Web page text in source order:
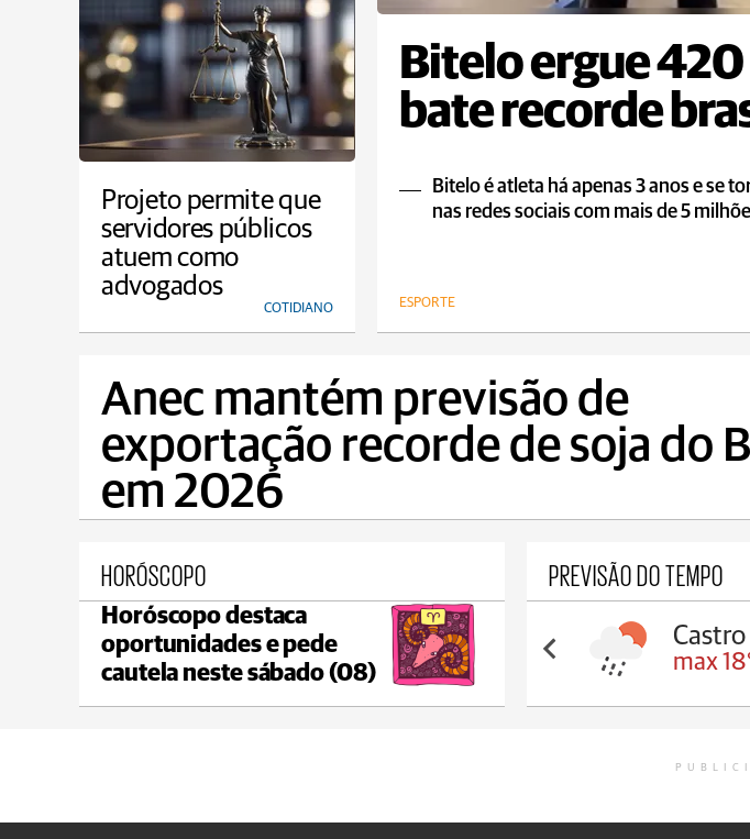
Bitelo ergue 420
bate recorde
Bitelo é atleta há apenas 3 anos e se
nas redes sociais com mais de 5
ESPORTE
Projeto permite que
servidores públicos
atuem como
advogados
COTIDIANO
Anec mantém previsão de
exportação recorde de soja do
em 2026
HORÓSCOPO
Horóscopo destaca
oportunidades e pede
cautela neste sábado (08)
PREVISÃO DO TEMPO
Ponta Grossa
max 17°C min 17°C
Castro
max